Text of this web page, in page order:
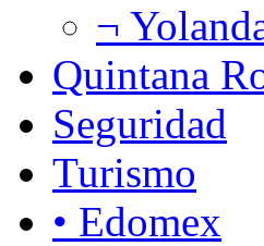
¬
Quintana
Seguridad
Turismo
• Edomex